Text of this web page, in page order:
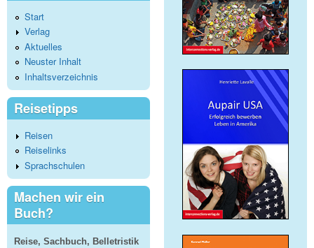
Start
Verlag
Aktuelles
Neuster Inhalt
Inhaltsverzeichnis
Reisetipps
Reisen
Reiselinks
Sprachschulen
Machen wir ein
Buch?
Reise, Sachbuch, Belletristik